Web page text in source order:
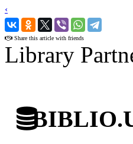
‹
›
Share this article with friends
Library